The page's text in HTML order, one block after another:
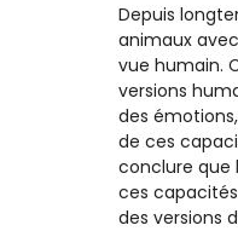
Depuis
animaux
vue humain.
versions
des
de ces
conclure que
ces
des versions